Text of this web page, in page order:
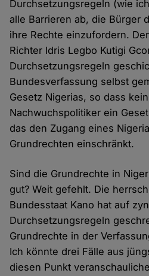
Durchsetzungsregeln (wie
alle Barrieren ab, die Bürger
ihre Rechte einzufordern.
Richter Idris Legbo Kutigi
Durchsetzungsregeln
Bundesverfassung selbst
Gesetz Nigerias, so dass
Nachwuchspolitiker ein
das den Zugang eines
Grundrechten einschränkt.
Sind die Grundrechte in
gut? Weit gefehlt. Die
Bundesstaat Kano hat auf
Durchsetzungsregeln
Grundrechte in der
Ich könnte drei Fälle aus
diesen Punkt